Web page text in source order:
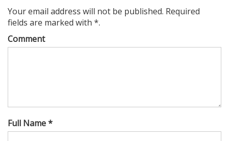
Your email address will not be published. Required
fields are marked with *.
Comment
Full Name *